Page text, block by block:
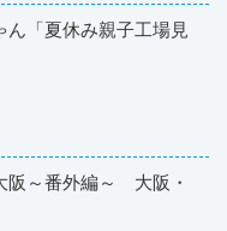
ん「夏休み親子工場見
阪～番外編～ 大阪・